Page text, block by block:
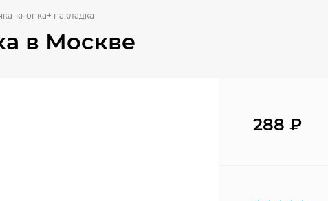
кнопка+ накладка
в Москве
288₽